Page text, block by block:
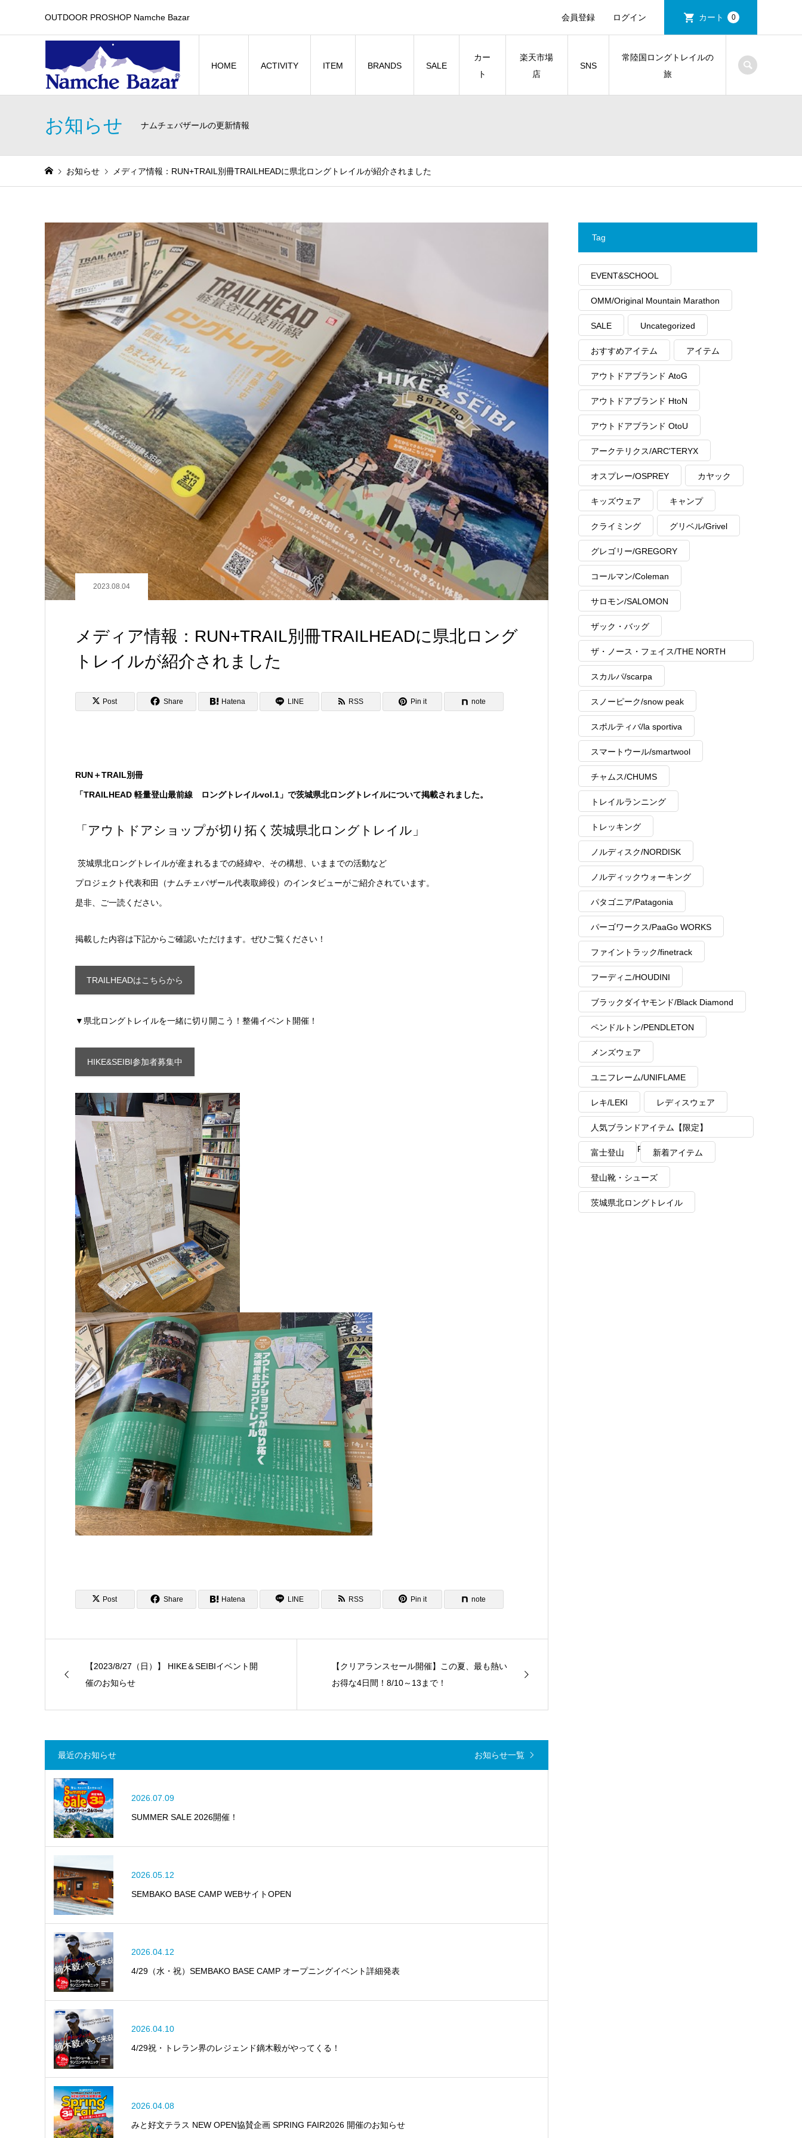
OUTDOOR PROSHOP Namche Bazar 会員登録 ログイン カート 0
HOME ACTIVITY ITEM BRANDS SALE
カー
ト
楽天市場
店
SNS
常陸国ロングトレイルの
旅
お知らせ ナムチェバザールの更新情報
お知らせ メディア情報：RUN+TRAIL別冊TRAILHEADに県北ロングトレイルが紹介されました
2023.08.04
メディア情報：RUN+TRAIL別冊TRAILHEADに県北ロング
トレイルが紹介されました
Post Share Hatena LINE RSS Pin it note
RUN＋TRAIL別冊
「TRAILHEAD 軽量登山最前線 ロングトレイルvol.1」で茨城県北ロングトレイルについて掲載されました。
「アウトドアショップが切り拓く茨城県北ロングトレイル」
茨城県北ロングトレイルが産まれるまでの経緯や、その構想、いままでの活動など
プロジェクト代表和田（ナムチェバザール代表取締役）のインタビューがご紹介されています。
是非、ご一読ください。
掲載した内容は下記からご確認いただけます。ぜひご覧ください！
TRAILHEADはこちらから
▼県北ロングトレイルを一緒に切り開こう！整備イベント開催！
HIKE&SEIBI参加者募集中
Post Share Hatena LINE RSS Pin it note
【2023/8/27（日）】 HIKE＆SEIBIイベント開
催のお知らせ
【クリアランスセール開催】この夏、最も熱い
お得な4日間！8/10～13まで！
最近のお知らせ お知らせ一覧
2026.07.09
SUMMER SALE 2026開催！
2026.05.12
SEMBAKO BASE CAMP WEBサイトOPEN
2026.04.12
4/29（水・祝）SEMBAKO BASE CAMP オープニングイベント詳細発表
2026.04.10
4/29祝・トレラン界のレジェンド鏑木毅がやってくる！
2026.04.08
みと好文テラス NEW OPEN協賛企画 SPRING FAIR2026 開催のお知らせ
Tag
EVENT&SCHOOL
OMM/Original Mountain Marathon
SALE Uncategorized
おすすめアイテム アイテム
アウトドアブランド AtoG
アウトドアブランド HtoN
アウトドアブランド OtoU
アークテリクス/ARC'TERYX
オスプレー/OSPREY カヤック
キッズウェア キャンプ
クライミング グリベル/Grivel
グレゴリー/GREGORY
コールマン/Coleman
サロモン/SALOMON
ザック・バッグ
ザ・ノース・フェイス/THE NORTH
FACE
スカルパ/scarpa
スノーピーク/snow peak
スポルティバ/la sportiva
スマートウール/smartwool
チャムス/CHUMS
トレイルランニング
トレッキング
ノルディスク/NORDISK
ノルディックウォーキング
パタゴニア/Patagonia
パーゴワークス/PaaGo WORKS
ファイントラック/finetrack
フーディニ/HOUDINI
ブラックダイヤモンド/Black Diamond
ペンドルトン/PENDLETON
メンズウェア
ユニフレーム/UNIFLAME
レキ/LEKI レディスウェア
人気ブランドアイテム【限定】
MAX40%OFF
富士登山 新着アイテム
登山靴・シューズ
茨城県北ロングトレイル